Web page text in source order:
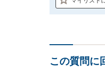
この質問に